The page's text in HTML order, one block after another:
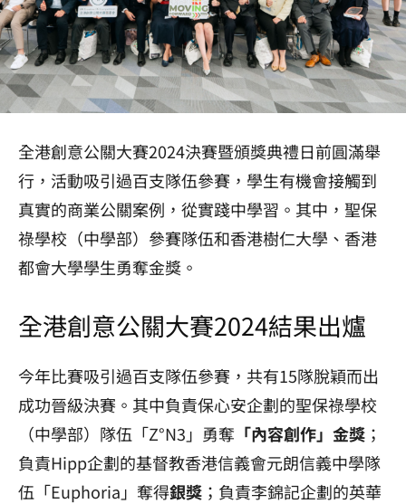
全港創意公關大賽2024決賽暨頒獎典禮日前圓滿舉
行，活動吸引過百支隊伍參賽，學生有機會接觸到
真實的商業公關案例，從實踐中學習。其中，聖保
祿學校（中學部）參賽隊伍和香港樹仁大學、香港
都會大學學生勇奪金獎。
全港創意公關大賽2024結果出爐
今年比賽吸引過百支隊伍參賽，共有15隊脫穎而出
成功晉級決賽。其中負責保心安企劃的聖保祿學校
（中學部）隊伍「Z°N3」勇奪 「內容創作」金獎 ；
負責Hipp企劃的基督教香港信義會元朗信義中學隊
伍「Euphoria」奪得銀獎 ；負責李錦記企劃的英華